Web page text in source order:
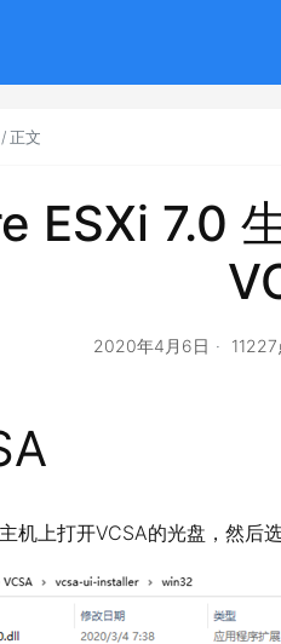
正文
ESXi 7.0
2020年4月6日
机上打开VCSA的光盘，然